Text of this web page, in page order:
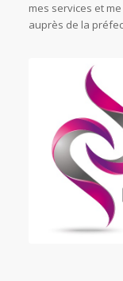
mes services et
auprès de la